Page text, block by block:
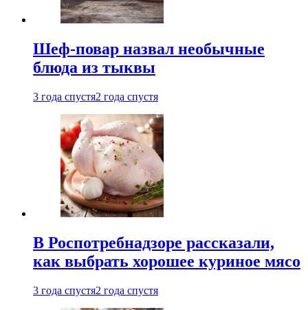
Шеф-повар назвал необычные
блюда из тыквы
3 года спустя2 года спустя
В Роспотребнадзоре рассказали,
как выбрать хорошее куриное мясо
3 года спустя2 года спустя